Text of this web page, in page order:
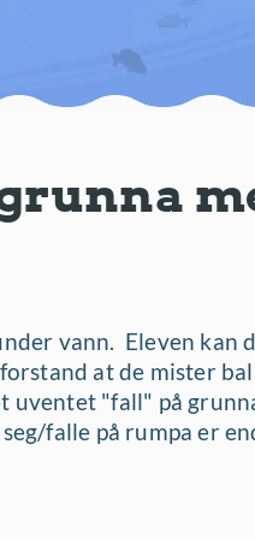
vann. Eleven kan
at de mister
uventet "fall" på
falle på rumpa er